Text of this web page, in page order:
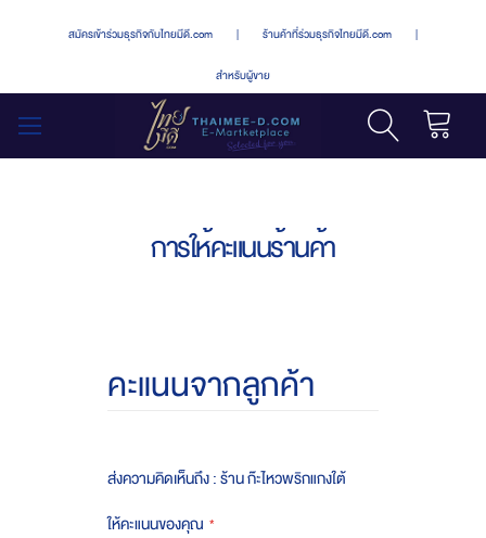
สมัครเข้าร่วมธุรกิจกับไทยมีดี.com | ร้านค้าที่ร่วมธุรกิจไทยมีดี.com |
สำหรับผู้ขาย
การให้คะแนนร้านค้า
คะแนนจากลูกค้า
ส่งความคิดเห็นถึง : ร้าน ก๊ะไหวพริกแกงใต้
ให้คะแนนของคุณ